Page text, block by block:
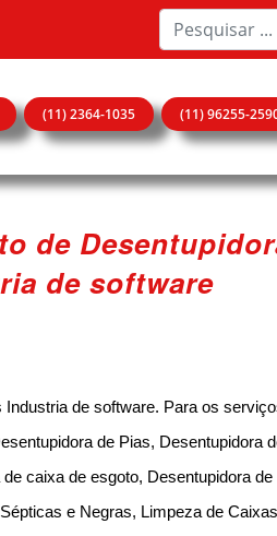
(11) 2364-1035 (11) 96255-
de
de software
de software. Para os
de Pias, Desentupidora
caixa de esgoto, Desentupidora de
e Negras, Limpeza de